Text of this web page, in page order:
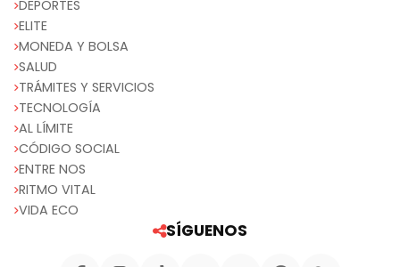
DEPORTES
ELITE
MONEDA Y BOLSA
SALUD
TRÁMITES Y SERVICIOS
TECNOLOGÍA
AL LÍMITE
CÓDIGO SOCIAL
ENTRE NOS
RITMO VITAL
VIDA ECO
SÍGUENOS